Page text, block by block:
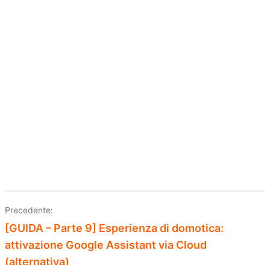
Navigazione
articoli
Precedente:
[GUIDA – Parte 9] Esperienza di domotica:
attivazione Google Assistant via Cloud
(alternativa)